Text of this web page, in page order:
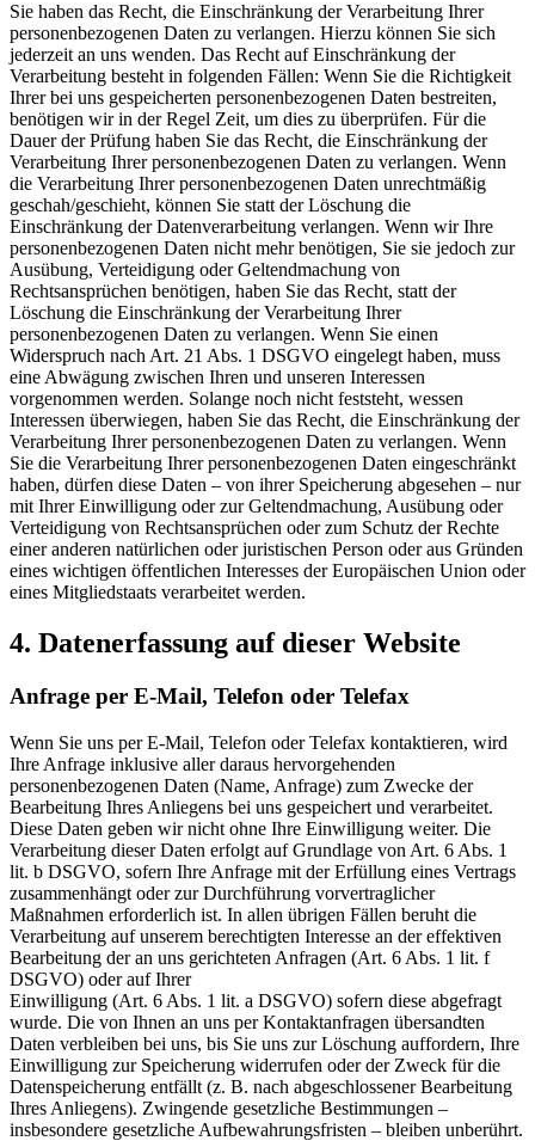
Sie haben das Recht, die Einschränkung der Verarbeitung Ihrer
personenbezogenen Daten zu verlangen. Hierzu können Sie sich
jederzeit an uns wenden. Das Recht auf Einschränkung der
Verarbeitung besteht in folgenden Fällen: Wenn Sie die Richtigkeit
Ihrer bei uns gespeicherten personenbezogenen Daten bestreiten,
benötigen wir in der Regel Zeit, um dies zu überprüfen. Für die
Dauer der Prüfung haben Sie das Recht, die Einschränkung der
Verarbeitung Ihrer personenbezogenen Daten zu verlangen. Wenn
die Verarbeitung Ihrer personenbezogenen Daten unrechtmäßig
geschah/geschieht, können Sie statt der Löschung die
Einschränkung der Datenverarbeitung verlangen. Wenn wir Ihre
personenbezogenen Daten nicht mehr benötigen, Sie sie jedoch zur
Ausübung, Verteidigung oder Geltendmachung von
Rechtsansprüchen benötigen, haben Sie das Recht, statt der
Löschung die Einschränkung der Verarbeitung Ihrer
personenbezogenen Daten zu verlangen. Wenn Sie einen
Widerspruch nach Art. 21 Abs. 1 DSGVO eingelegt haben, muss
eine Abwägung zwischen Ihren und unseren Interessen
vorgenommen werden. Solange noch nicht feststeht, wessen
Interessen überwiegen, haben Sie das Recht, die Einschränkung der
Verarbeitung Ihrer personenbezogenen Daten zu verlangen. Wenn
Sie die Verarbeitung Ihrer personenbezogenen Daten eingeschränkt
haben, dürfen diese Daten – von ihrer Speicherung abgesehen – nur
mit Ihrer Einwilligung oder zur Geltendmachung, Ausübung oder
Verteidigung von Rechtsansprüchen oder zum Schutz der Rechte
einer anderen natürlichen oder juristischen Person oder aus Gründen
eines wichtigen öffentlichen Interesses der Europäischen Union oder
eines Mitgliedstaats verarbeitet werden.
4. Datenerfassung auf dieser Website
Anfrage per E-Mail, Telefon oder Telefax
Wenn Sie uns per E-Mail, Telefon oder Telefax kontaktieren, wird
Ihre Anfrage inklusive aller daraus hervorgehenden
personenbezogenen Daten (Name, Anfrage) zum Zwecke der
Bearbeitung Ihres Anliegens bei uns gespeichert und verarbeitet.
Diese Daten geben wir nicht ohne Ihre Einwilligung weiter. Die
Verarbeitung dieser Daten erfolgt auf Grundlage von Art. 6 Abs. 1
lit. b DSGVO, sofern Ihre Anfrage mit der Erfüllung eines Vertrags
zusammenhängt oder zur Durchführung vorvertraglicher
Maßnahmen erforderlich ist. In allen übrigen Fällen beruht die
Verarbeitung auf unserem berechtigten Interesse an der effektiven
Bearbeitung der an uns gerichteten Anfragen (Art. 6 Abs. 1 lit. f
DSGVO) oder auf Ihrer
Einwilligung (Art. 6 Abs. 1 lit. a DSGVO) sofern diese abgefragt
wurde. Die von Ihnen an uns per Kontaktanfragen übersandten
Daten verbleiben bei uns, bis Sie uns zur Löschung auffordern, Ihre
Einwilligung zur Speicherung widerrufen oder der Zweck für die
Datenspeicherung entfällt (z. B. nach abgeschlossener Bearbeitung
Ihres Anliegens). Zwingende gesetzliche Bestimmungen –
insbesondere gesetzliche Aufbewahrungsfristen – bleiben unberührt.